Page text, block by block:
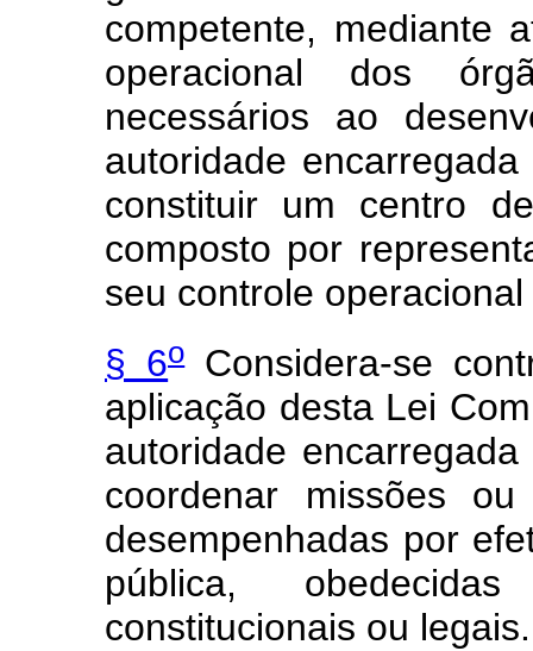
competente, mediante
operacional dos
necessários ao
autoridade
constituir um centro
composto por
seu controle
§ 6oConsidera-se
aplicação desta Lei
autoridade
coordenar missões
desempenhadas por
pública,
constitucionais ou legais.